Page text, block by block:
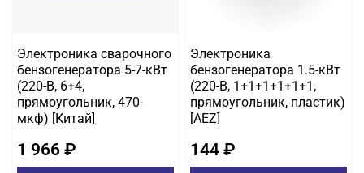
Электроника сварочного
бензогенератора 5-7-кВт
(220-B, 6+4,
прямоугольник, 470-
мкф) [Китай]
1 966 ₽
Электроника
бензогенератора 1.5-кВт
(220-B, 1+1+1+1+1+1,
прямоугольник, пластик)
[AEZ]
144 ₽